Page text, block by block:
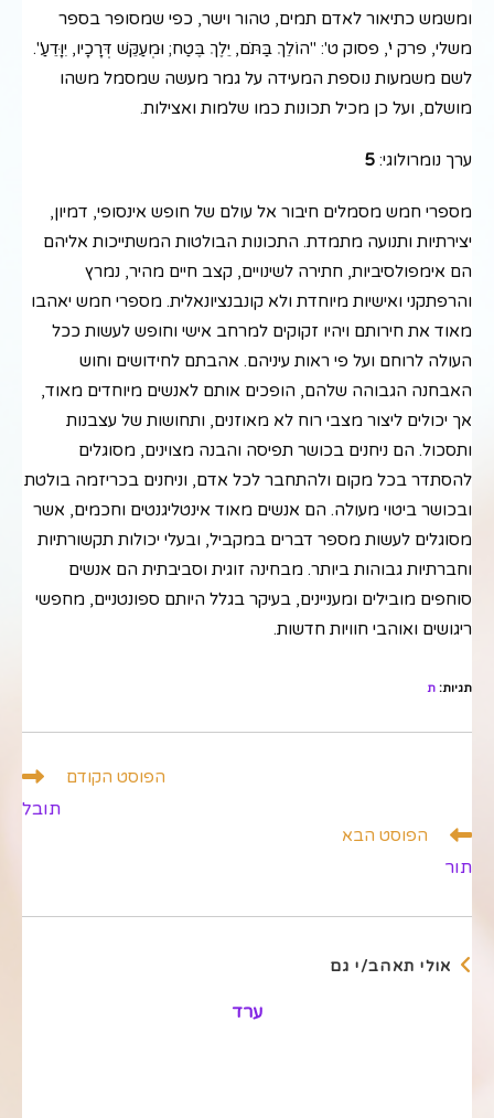
ומשמש כתיאור לאדם תמים, טהור וישר, כפי שמסופר בספר
משלי, פרק י', פסוק ט': "הוֹלֵךְ בַּתֹּם, יֵלֶךְ בֶּטַח; וּמְעַקֵּשׁ דְּרָכָיו, יִוָּדֵעַ".
לשם משמעות נוספת המעידה על גמר מעשה שמסמל משהו
מושלם, ועל כן מכיל תכונות כמו שלמות ואצילות.
ערך נומרולוגי: 5
מספרי חמש מסמלים חיבור אל עולם של חופש אינסופי, דמיון,
יצירתיות ותנועה מתמדת. התכונות הבולטות המשתייכות אליהם
הם אימפולסיביות, חתירה לשינויים, קצב חיים מהיר, נמרץ
והרפתקני ואישיות מיוחדת ולא קונבנציונאלית. מספרי חמש יאהבו
מאוד את חירותם ויהיו זקוקים למרחב אישי וחופש לעשות ככל
העולה לרוחם ועל פי ראות עיניהם. אהבתם לחידושים וחוש
האבחנה הגבוהה שלהם, הופכים אותם לאנשים מיוחדים מאוד,
אך יכולים ליצור מצבי רוח לא מאוזנים, ותחושות של עצבנות
ותסכול. הם ניחנים בכושר תפיסה והבנה מצוינים, מסוגלים
להסתדר בכל מקום ולהתחבר לכל אדם, וניחנים בכריזמה בולטת
ובכושר ביטוי מעולה. הם אנשים מאוד אינטליגנטים וחכמים, אשר
מסוגלים לעשות מספר דברים במקביל, ובעלי יכולות תקשורתיות
וחברתיות גבוהות ביותר. מבחינה זוגית וסביבתית הם אנשים
סוחפים מובילים ומעניינים, בעיקר בגלל היותם ספונטניים, מחפשי
ריגושים ואוהבי חוויות חדשות.
תגיות: ת
הפוסט הקודם
תובל
הפוסט הבא
תור
אולי תאהב/י גם
ערד